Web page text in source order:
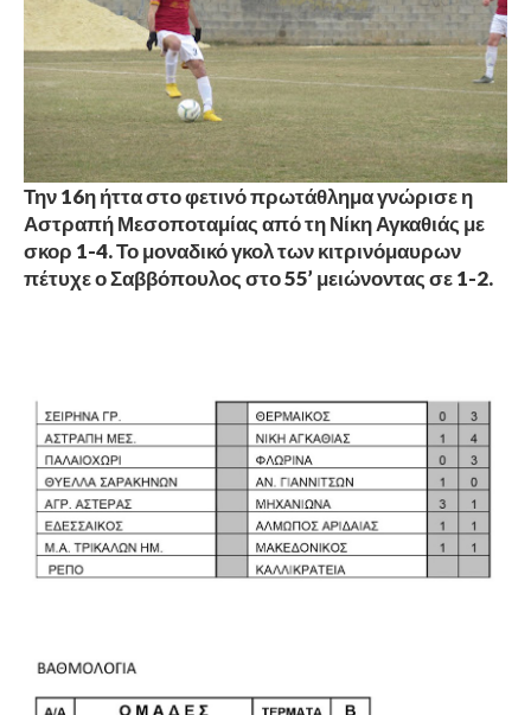
Την 16η ήττα στο φετινό πρωτάθλημα γνώρισε η
Αστραπή Μεσοποταμίας από τη Νίκη Αγκαθιάς με
σκορ 1-4. Το μοναδικό γκολ των κιτρινόμαυρων
πέτυχε ο Σαββόπουλος στο 55’ μειώνοντας σε 1-2.